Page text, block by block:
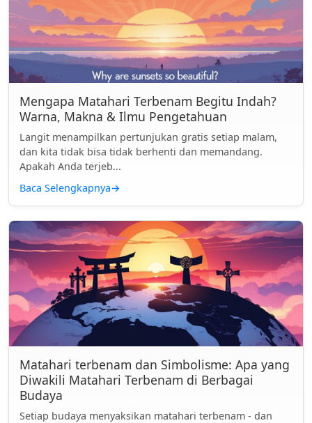
Mengapa Matahari Terbenam Begitu Indah?
Warna, Makna & Ilmu Pengetahuan
Langit menampilkan pertunjukan gratis setiap malam,
dan kita tidak bisa tidak berhenti dan memandang.
Apakah Anda terjeb...
Baca Selengkapnya→
Matahari terbenam dan Simbolisme: Apa yang
Diwakili Matahari Terbenam di Berbagai
Budaya
Setiap budaya menyaksikan matahari terbenam - dan